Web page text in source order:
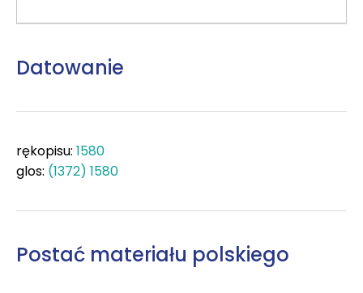
Datowanie
rękopisu: 1580
glos: (1372) 1580
Postać materiału polskiego